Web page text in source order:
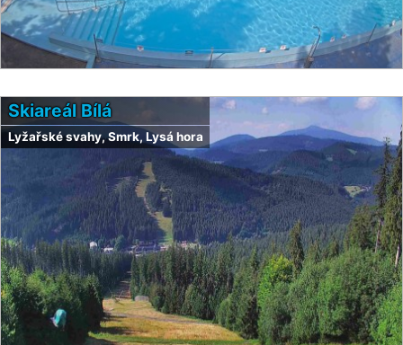
Skiareál Bílá
Lyžařské svahy, Smrk, Lysá hora